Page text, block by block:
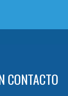
CONTACTO